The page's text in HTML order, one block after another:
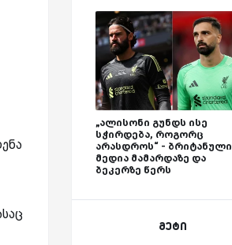
„ალისონი გუნდს ისე
სჭირდება, როგორც
არასდროს“ - ბრიტანული
მედია მამარდაზე და
ბეკერზე წერს
მეტი